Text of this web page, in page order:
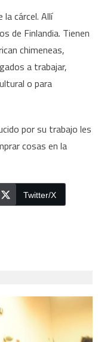
cárcel. Allí
de Finlandia. Tienen
chimeneas,
a trabajar,
o para
por su trabajo les
cosas en la
Twitter/X